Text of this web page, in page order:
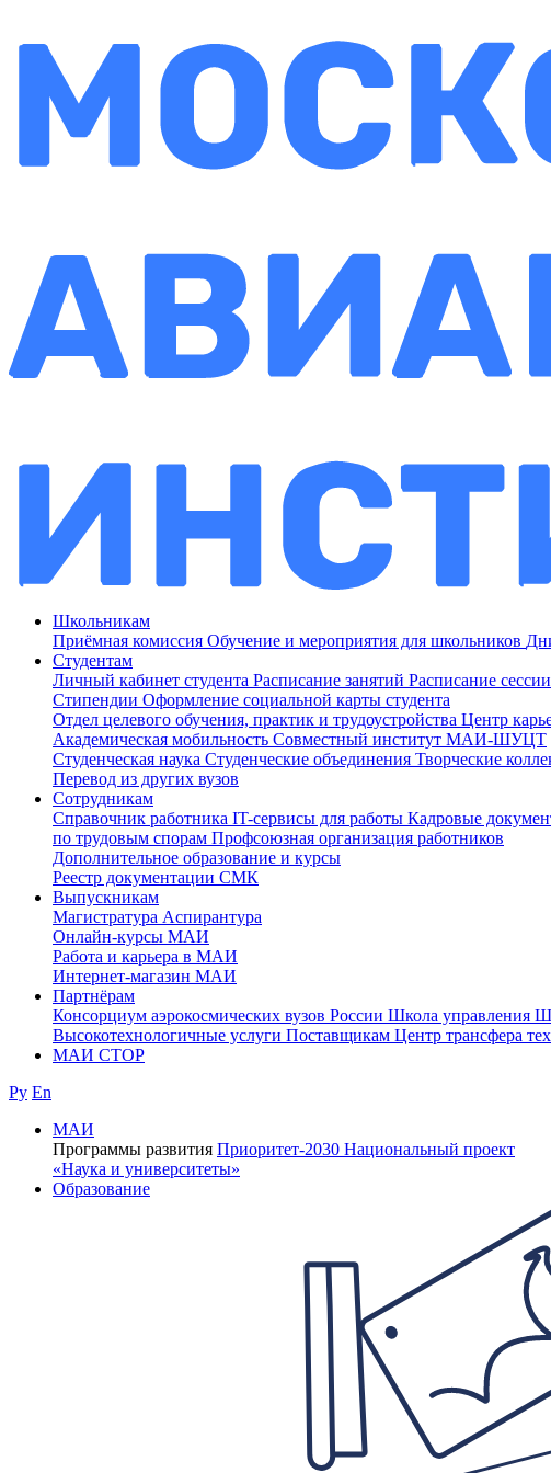
Школьникам
Приёмная комиссия Обучение и мероприятия для школьников
Студентам
Личный кабинет студента Расписание занятий Расписание сессии
Стипендии Оформление социальной карты студента
Отдел целевого обучения, практик и трудоустройства Центр
Академическая мобильность Совместный институт МАИ-ШУЦТ
Студенческая наука Студенческие объединения Творческие
Перевод из других вузов
Сотрудникам
Cправочник работника IT-сервисы для работы Кадровые
по трудовым спорам Профсоюзная организация работников
Дополнительное образование и курсы
Реестр документации СМК
Выпускникам
Магистратура Аспирантура
Онлайн-курсы МАИ
Работа и карьера в МАИ
Интернет-магазин МАИ
Партнёрам
Консорциум аэрокосмических вузов России Школа управления
Высокотехнологичные услуги Поставщикам Центр трансфера
МАИ СТОР
Ру En
МАИ
Программы развития Приоритет-2030 Национальный проект
«Наука и университеты»
Образование